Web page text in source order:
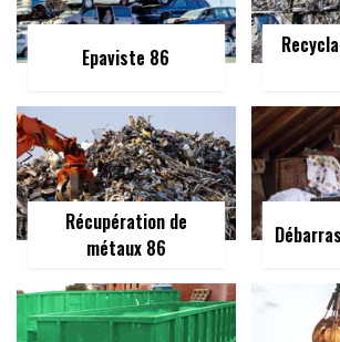
Epaviste 86
Récupération de
métaux 86